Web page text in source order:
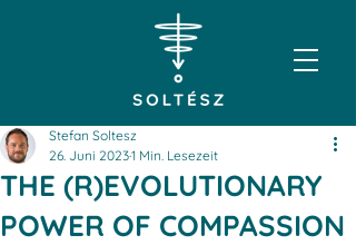
THE (R)EVOLUTIONARY
POWER OF COMPASSION
Stefan Soltesz
26. Juni 20231 Min. Lesezeit